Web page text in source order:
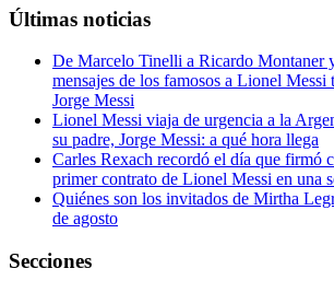
Últimas noticias
De Marcelo Tinelli a Ricardo Montaner
mensajes de los famosos a Lionel Messi
Jorge Messi
Lionel Messi viaja de urgencia a la
su padre, Jorge Messi: a qué hora llega
Carles Rexach recordó el día que firmó
primer contrato de Lionel Messi en una
Quiénes son los invitados de Mirtha
de agosto
Secciones